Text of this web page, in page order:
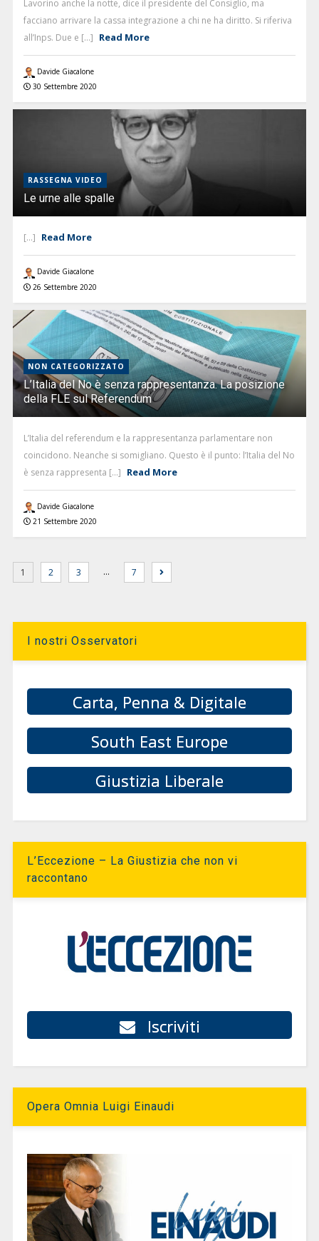
Lavorino anche la notte, dice il presidente del Consiglio, ma
facciano arrivare la cassa integrazione a chi ne ha diritto. Si riferiva
all’Inps. Due e [...] Read More
Davide Giacalone
30 Settembre 2020
RASSEGNA VIDEO
Le urne alle spalle
[...] Read More
Davide Giacalone
26 Settembre 2020
NON CATEGORIZZATO
L’Italia del No è senza rappresentanza. La posizione
della FLE sul Referendum
L’Italia del referendum e la rappresentanza parlamentare non
coincidono. Neanche si somigliano. Questo è il punto: l’Italia del No
è senza rappresenta [...] Read More
Davide Giacalone
21 Settembre 2020
1 2 3 … 7
I nostri Osservatori
Carta, Penna & Digitale
South East Europe
Giustizia Liberale
L’Eccezione – La Giustizia che non vi
raccontano
Iscriviti
Opera Omnia Luigi Einaudi